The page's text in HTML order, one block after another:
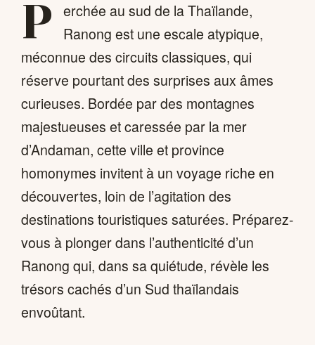
P
erchée au sud de la Thaïlande,
Ranong est une escale atypique,
méconnue des circuits classiques, qui
réserve pourtant des surprises aux âmes
curieuses. Bordée par des montagnes
majestueuses et caressée par la mer
d’Andaman, cette ville et province
homonymes invitent à un voyage riche en
découvertes, loin de l’agitation des
destinations touristiques saturées. Préparez-
vous à plonger dans l’authenticité d’un
Ranong qui, dans sa quiétude, révèle les
trésors cachés d’un Sud thaïlandais
envoûtant.